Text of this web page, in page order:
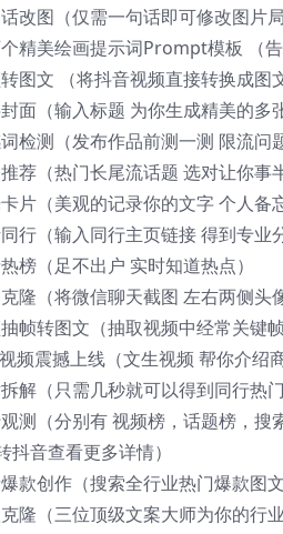
改图（仅需一句话即可修改图片局
精美绘画提示词Prompt模板 （
图文 （将抖音视频直接转换成图
面（输入标题 为你生成精美的多
检测（发布作品前测一测 限流问
荐（热门长尾流话题 选对让你事
片（美观的记录你的文字 个人备
行（输入同行主页链接 得到专业
榜（足不出户 实时知道热点）
隆（将微信聊天截图 左右两侧头
帧转图文（抽取视频中经常关键
频震撼上线（文生视频 帮你介绍
解（只需几秒就可以得到同行热
测（分别有 视频榜，话题榜，
抖音查看更多详情）
款创作（搜索全行业热门爆款图
隆（三位顶级文案大师为你的行